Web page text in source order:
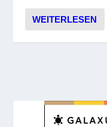
WEITERLESEN